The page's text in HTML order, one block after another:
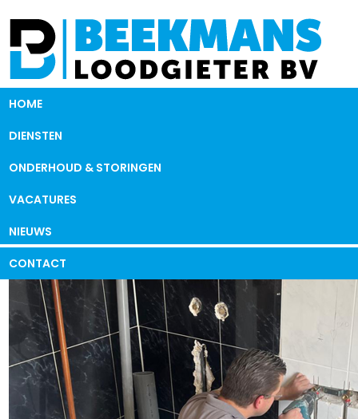
HOME
DIENSTEN
ONDERHOUD & STORINGEN
VACATURES
NIEUWS
CONTACT